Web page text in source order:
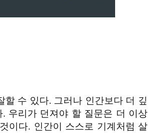
수 있다. 그러나 인간보다 더 깊
우리가 던져야 할 질문은 더 이상
이다. 인간이 스스로 기계처럼 살